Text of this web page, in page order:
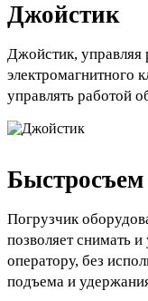
Джойстик
Джойстик, управляя
электромагнитного
управлять работой
Быстросъем
Погрузчик
позволяет снимать
оператору, без
подъема и